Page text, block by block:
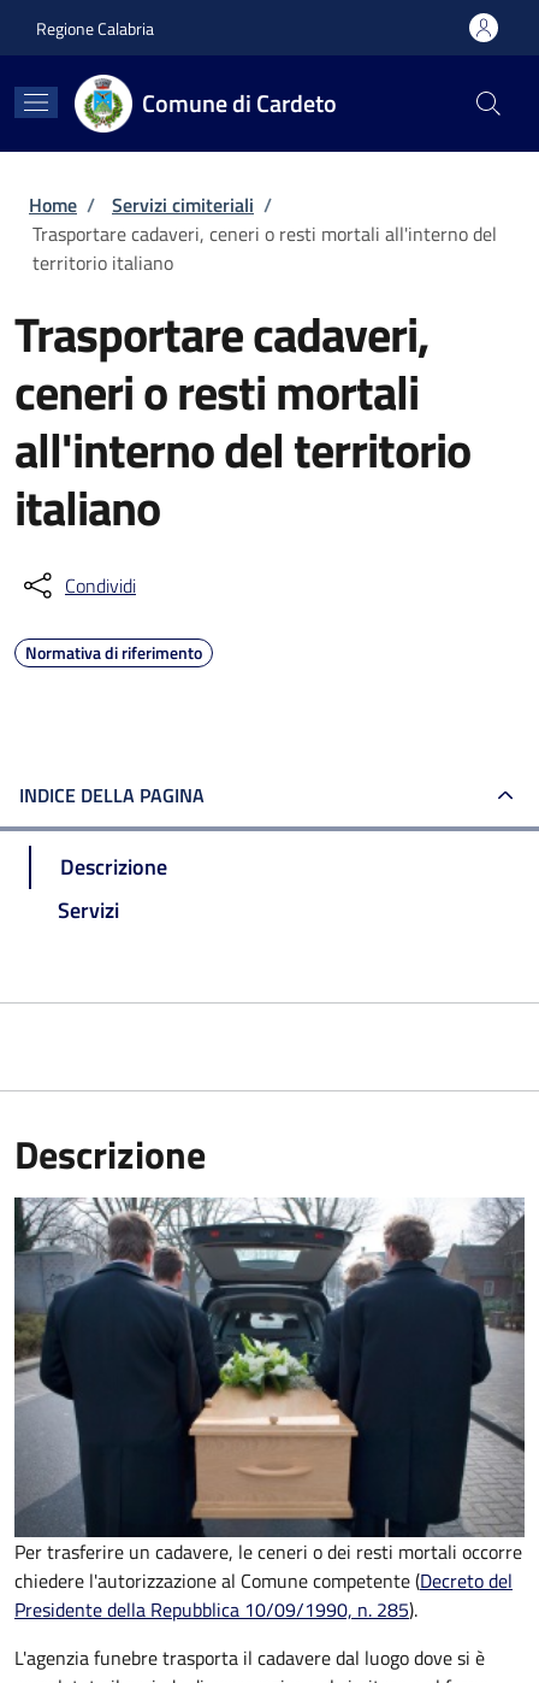
Regione Calabria
Comune di Cardeto
Briciole di pane
Home / Servizi cimiteriali /
Trasportare cadaveri, ceneri o resti mortali all'interno del
territorio italiano
Trasportare cadaveri,
ceneri o resti mortali
all'interno del territorio
italiano
Condividi
Normativa di riferimento
INDICE DELLA PAGINA
Descrizione
Servizi
Descrizione
Per trasferire un cadavere, le ceneri o dei resti mortali occorre
chiedere l'autorizzazione al Comune competente (Decreto del
Presidente della Repubblica 10/09/1990, n. 285).
L'agenzia funebre trasporta il cadavere dal luogo dove si è